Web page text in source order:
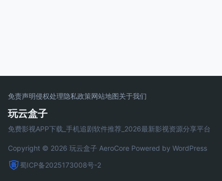
免责声明侵权处理隐私政策网站地图关于我们
玩云盒子
免费影视APP下载_手机追剧软件推荐_2026最新影视资源分享平台
Copyright © 2026 玩云盒子 AeroCore Powered by WordPress
蜀ICP备2025173008号-2